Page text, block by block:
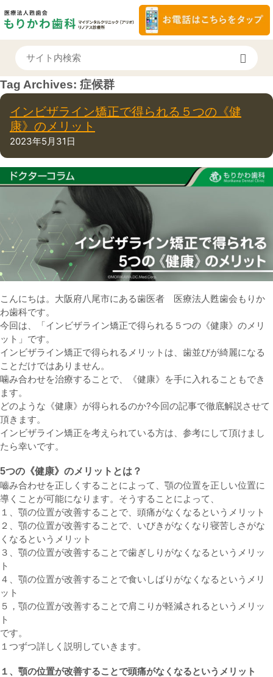
Tag Archives: 症候群
インビザライン矯正で得られる５つの《健
康》のメリット
2023年5月31日
こんにちは。大阪府八尾市にある歯医者 医療法人甦歯会もりか
わ歯科です。
今回は、「インビザライン矯正で得られる５つの《健康》のメリ
ット」です。
インビザライン矯正で得られるメリットは、歯並びが綺麗になる
ことだけではありません。
噛み合わせを治療することで、《健康》を手に入れることもでき
ます。
どのような《健康》が得られるのか?今回の記事で徹底解説させて
頂きます。
インビザライン矯正を考えられている方は、参考にして頂けまし
たら幸いです。
5つの《健康》のメリットとは？
嚙み合わせを正しくすることによって、顎の位置を正しい位置に
導くことが可能になります。そうすることによって、
１、顎の位置が改善することで、頭痛がなくなるというメリット
２、顎の位置が改善することで、いびきがなくなり寝苦しさがな
くなるというメリット
３、顎の位置が改善することで歯ぎしりがなくなるというメリッ
ト
４、顎の位置が改善することで食いしばりがなくなるというメリ
ット
５，顎の位置が改善することで肩こりが軽減されるというメリッ
ト
です。
１つずつ詳しく説明していきます。
１、顎の位置が改善することで頭痛がなくなるというメリット